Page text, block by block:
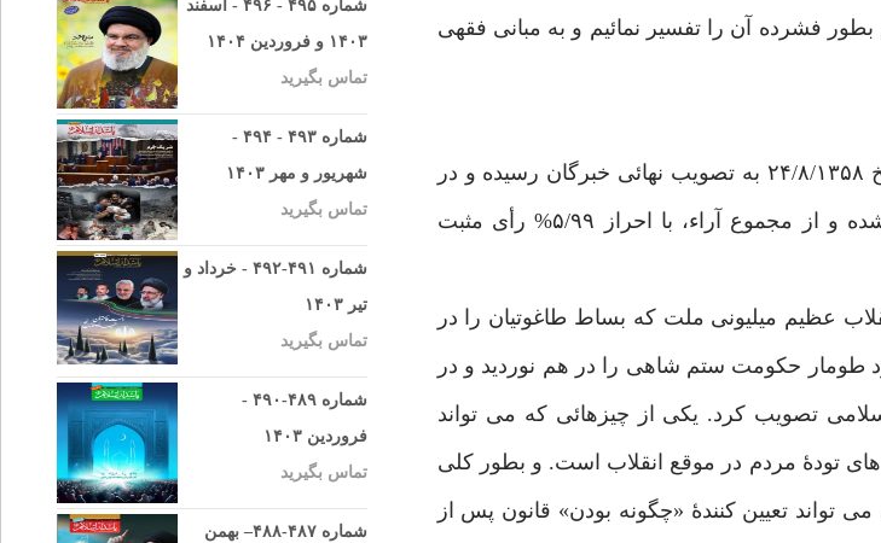
فشرده آن را تفسیر نمائیم و به مبانی فقهی
قانون اساسی جمهوری اسلامی ایران توسط خبرگان مردم تدوین شده و در تاریخ ۲۴/۸/۱۳۵۸ به تصویب نهائی خبرگان رسیده و در
تاریخ ۱۲/۹/۱۳۵۸طی یک همه پرسی دقیق به آراء عمومی ملت ایران گذارده شده و از مجموع آراء، با احراز ۵/۹۹% رأی مثبت
عظیم میلیونی ملت که بساط طاغوتیان را در
طومار حکومت ستم شاهی را در هم نوردید و در
را به جمهوری اسلامی تصویب کرد. یکی از چیزهائی که می تواند
های تودۀ مردم در موقع انقلاب است. و بطور کلی
تواند تعیین کنندۀ «چگونه بودن» قانون پس از
شماره ۴۹۵ - ۴۹۶ - اسفند
۱۴۰۳ و فروردین ۱۴۰۴
تماس بگیرید
شماره ۴۹۳ - ۴۹۴ -
شهریور و مهر ۱۴۰۳
تماس بگیرید
شماره ۴۹۱-۴۹۲ - خرداد و
تیر ۱۴۰۳
تماس بگیرید
شماره ۴۸۹-۴۹۰ -
فروردین ۱۴۰۳
تماس بگیرید
شماره ۴۸۷-۴۸۸– بهمن